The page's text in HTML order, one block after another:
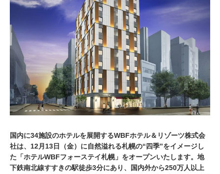
1
日
国内に34施設のホテルを展開するWBFホテル＆リゾーツ株式会
社は、12月13日（金）に自然溢れる札幌の“四季”をイメージし
た「ホテルWBFフォーステイ札幌」をオープンいたします。地
下鉄南北線すすきの駅徒歩3分にあり、国内外から250万人以上